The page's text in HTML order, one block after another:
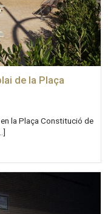
de la Plaça
la Plaça Constitució de